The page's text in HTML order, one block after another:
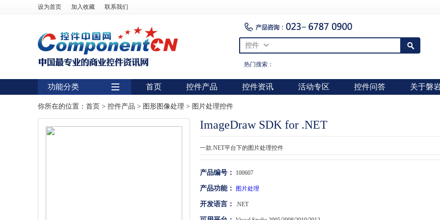
设为首页 加入收藏 联系我们
控件
热门搜索：
功能分类
用户界面
首页 控件产品 控件资讯 活动专区 控件问答 关于磐
你所在的位置： 首页 > 控件产品 > 图形图像处理 > 图片处理控件
ImageDraw SDK for .NET
一款.NET平台下的图片处理控件
产品编号： 100607
产品功能： 图片处理
开发语言： .NET